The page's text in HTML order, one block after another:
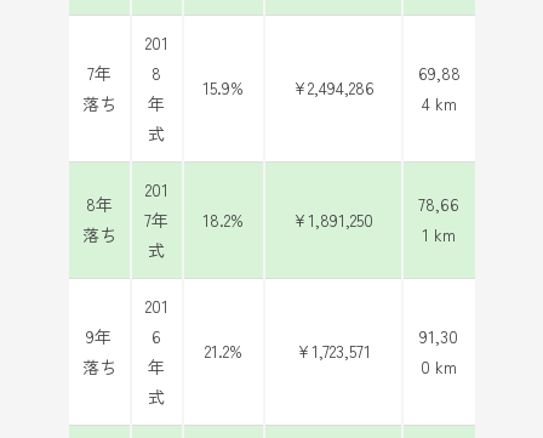
7年
落ち
201
8
年
式
15.9% ¥2,494,286
69,88
4 km
8年
落ち
201
7年
式
18.2% ¥1,891,250
78,66
1 km
9年
落ち
201
6
年
式
21.2% ¥1,723,571
91,30
0 km